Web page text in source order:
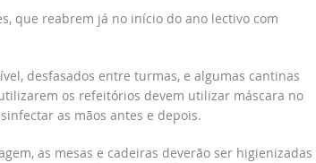
que reabrem já no início do ano lectivo com
desfasados entre turmas, e algumas cantinas
os refeitórios devem utilizar máscara no
as mãos antes e depois.
as mesas e cadeiras deverão ser higienizadas